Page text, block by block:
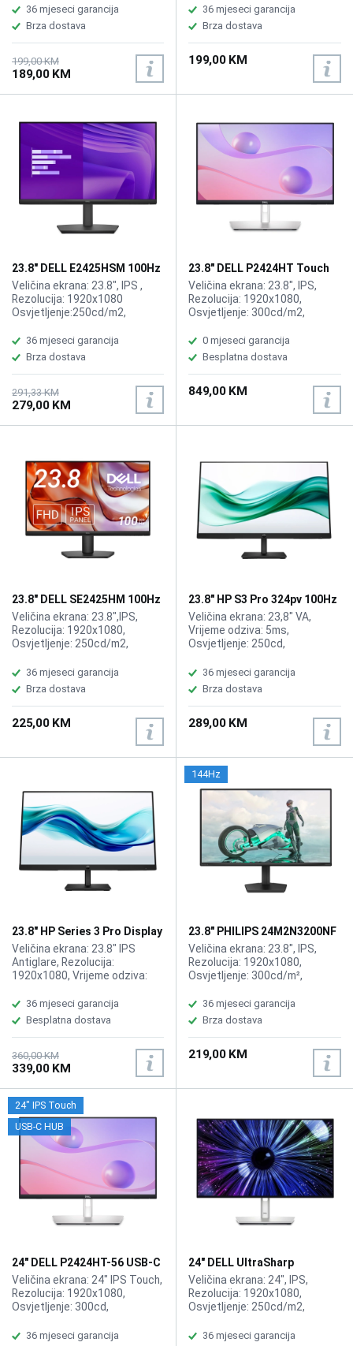
3000:1, Osvjetljenje: 200
cd/m2, Priključci: HDMI, VGA
36 mjeseci garancija
Brza dostava
199,00 KM
189,00 KM
Osvježenje: 100Hz, Priključci:
HDMI, VGA, Garancija 3 godine
36 mjeseci garancija
Brza dostava
199,00 KM
23.8" DELL E2425HSM 100Hz
Display
Veličina ekrana: 23.8", IPS ,
Rezolucija: 1920x1080
Osvjetljenje:250cd/m2,
Osvježenje: 100Hz, Priključci:
HDMI, DisplayPort, 1 VGA,
Zvučnici: 2x2W
36 mjeseci garancija
Brza dostava
291,33 KM
279,00 KM
23.8" DELL P2424HT Touch
USB-C Hub Display
Veličina ekrana: 23.8", IPS,
Rezolucija: 1920x1080,
Osvjetljenje: 300cd/m2,
Osvježenje: 60Hz, Priključci:
HDMI, DisplayPort,RJ-45,
2xType-C 3.2 (power up to
90W), 3xUSB 3.2,
Zvučnici:1x3W
0 mjeseci garancija
Besplatna dostava
849,00 KM
23.8" DELL SE2425HM 100Hz
Display
Veličina ekrana: 23.8",IPS,
Rezolucija: 1920x1080,
Osvjetljenje: 250cd/m2,
Osvježenje: 100Hz, Priključci:
HDMI, VGA.
36 mjeseci garancija
Brza dostava
225,00 KM
23.8" HP S3 Pro 324pv 100Hz
Display 9U5C1AA
Veličina ekrana: 23,8" VA,
Vrijeme odziva: 5ms,
Osvjetljenje: 250cd,
3000:1, Priključci: VGA, HDMI
36 mjeseci garancija
Brza dostava
289,00 KM
23.8" HP Series 3 Pro Display
9U5J5UT
Veličina ekrana: 23.8" IPS
Antiglare, Rezolucija:
1920x1080, Vrijeme odziva:
Kontrast: 1000:1, Osvjetljenje:
250 cd/m2, Priključci: VGA,
HDMI, DisplayPort
36 mjeseci garancija
Besplatna dostava
360,00 KM
339,00 KM
144Hz
23.8" PHILIPS 24M2N3200NF
144Hz Gaming Display
Veličina ekrana: 23.8", IPS,
Rezolucija: 1920x1080,
Osvjetljenje: 300cd/m²,
Osvježenje: 144Hz, Priključci:
DP, HDMI
36 mjeseci garancija
Brza dostava
219,00 KM
24" IPS Touch
USB-C HUB
24" DELL P2424HT-56 USB-C
HUB Touch Display
Veličina ekrana: 24" IPS Touch,
Rezolucija: 1920x1080,
Osvjetljenje: 300cd,
odziva: 8ms/5ms, Priključci:
36 mjeseci garancija
24" DELL UltraSharp
U2424H-56 120Hz Display
Veličina ekrana: 24", IPS,
Rezolucija: 1920x1080,
Osvjetljenje: 250cd/m2,
Osvježenje: 120Hz, Priključci:
36 mjeseci garancija